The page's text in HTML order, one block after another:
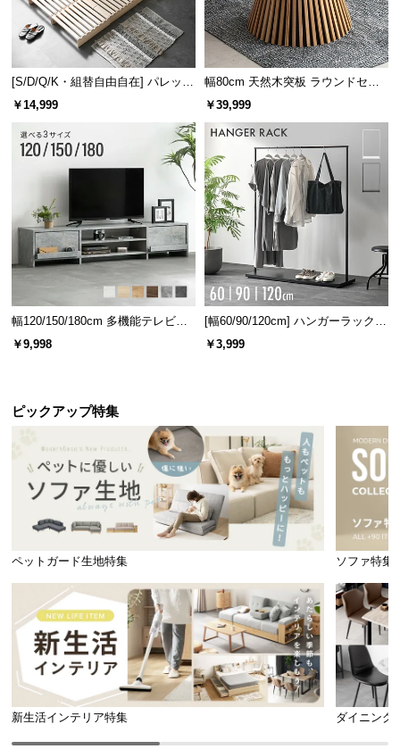
[S/D/Q/K・組替自由自在] パレット
ベッド 8/12/16枚セット
￥14,999
幅80cm 天然木突板 ラウンドセン
ターテーブル 美しい格子デザイン
￥39,999
幅120/150/180cm 多機能テレビボ
ード 木目/石目調 オープン収納・
￥9,998
[幅60/90/120cm] ハンガーラック
スチール 4段階高さ調節 サイドフ
￥3,999
ピックアップ特集
ペットガード生地特集 ソファ特集
新生活インテリア特集 ダイニング